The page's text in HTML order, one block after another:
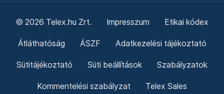
© 2026 Telex.hu Zrt. Impresszum Etikai kódex
Átláthatóság ÁSZF Adatkezelési tájékoztató
Sütitájékoztató Süti beállítások Szabályzatok
Kommentelési szabályzat Telex Sales